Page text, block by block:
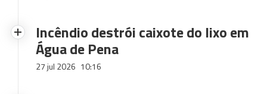
Incêndio destrói caixote do lixo em
Água de Pena
27 jul 2026 10:16